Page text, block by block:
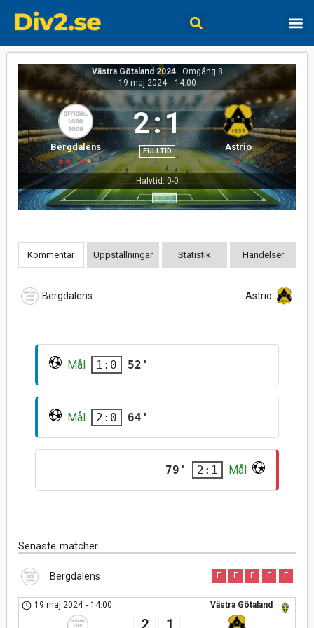
Västra Götaland 2024 | Omgång 8
19 maj 2024 - 14:00
Bergdalens
2:1
FULLTID Astrio
Halvtid: 0-0
Kommentar Uppställningar Statistik Händelser
Bergdalens Astrio
Mål 1:0 52'
Mål 2:0 64'
79' 2:1 Mål
Senaste matcher
Bergdalens F F F F F
Västra Götaland
19 maj 2024 - 14:00
2 1